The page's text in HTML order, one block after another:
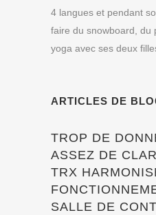
4 langues et pendant
faire du snowboard, du
yoga avec ses deux
ARTICLES DE
TROP DE
ASSEZ DE
TRX
SALLE DE